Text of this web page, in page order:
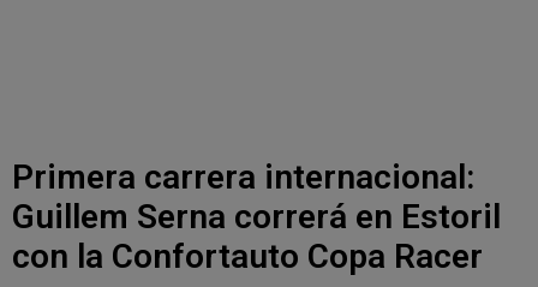
Primera carrera internacional:
Guillem Serna correrá en Estoril
con la Confortauto Copa Racer